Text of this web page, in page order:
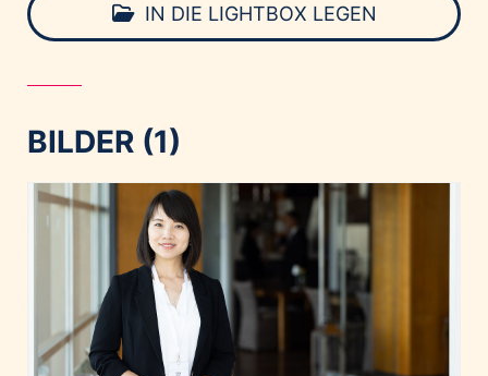
IN DIE LIGHTBOX LEGEN
BILDER (1)